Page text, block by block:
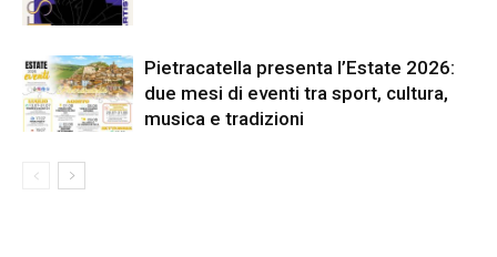
Pietracatella presenta l’Estate 2026:
due mesi di eventi tra sport, cultura,
musica e tradizioni